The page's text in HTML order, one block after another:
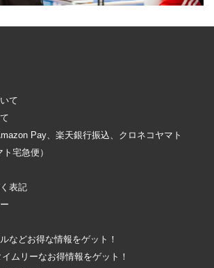
て
Pay、楽天銀行振込、クロネコヤマト
宅急便）
表記
などお得な情報をゲット！
ムリーなお得情報をゲット！